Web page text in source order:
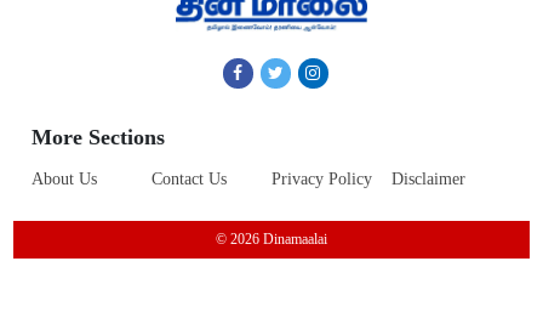
More Sections
About Us Contact Us Privacy Policy Disclaimer
© 2026 Dinamaalai